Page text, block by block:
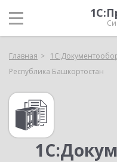
Главная
Республика Башкортостан